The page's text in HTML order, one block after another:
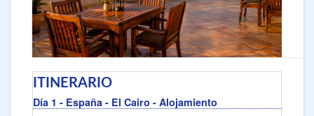
ITINERARIO
Día 1 - España - El Cairo - Alojamiento